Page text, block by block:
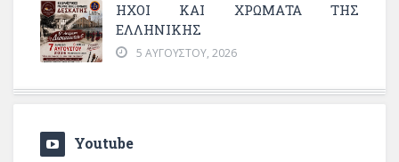
ΗΧΟΙ ΚΑΙ ΧΡΩΜΑΤΑ ΤΗΣ
ΕΛΛΗΝΙΚΗΣ
5 ΑΥΓΟΎΣΤΟΥ, 2026
Youtube